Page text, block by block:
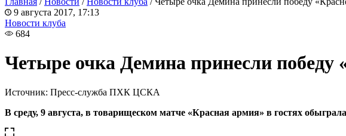
9 августа 2017, 17:13
Новости клуба
684
Четыре очка Демина принесли
Источник: Пресс-служба ПХК ЦСКА
В среду, 9 августа, в товарищеском матче «Красная армия» в гостях